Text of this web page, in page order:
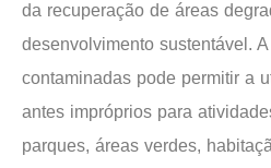
da recuperação de áreas
desenvolvimento sustentável.
contaminadas pode permitir a
antes impróprios para
parques, áreas verdes,